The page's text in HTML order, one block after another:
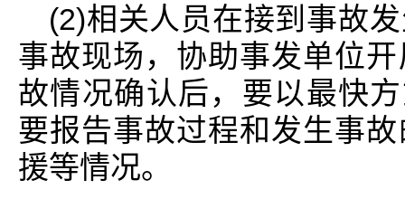
(2)相关人员在接到事故
事故现场，协助事发单位
故情况确认后，要以最快
要报告事故过程和发生事
援等情况。